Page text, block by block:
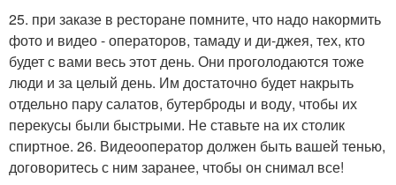
25. при заказе в ресторане помните, что надо накормить
фото и видео - операторов, тамаду и ди-джея, тех, кто
будет с вами весь этот день. Они проголодаются тоже
люди и за целый день. Им достаточно будет накрыть
отдельно пару салатов, бутерброды и воду, чтобы их
перекусы были быстрыми. Не ставьте на их столик
спиртное. 26. Видеооператор должен быть вашей тенью,
договоритесь с ним заранее, чтобы он снимал все!